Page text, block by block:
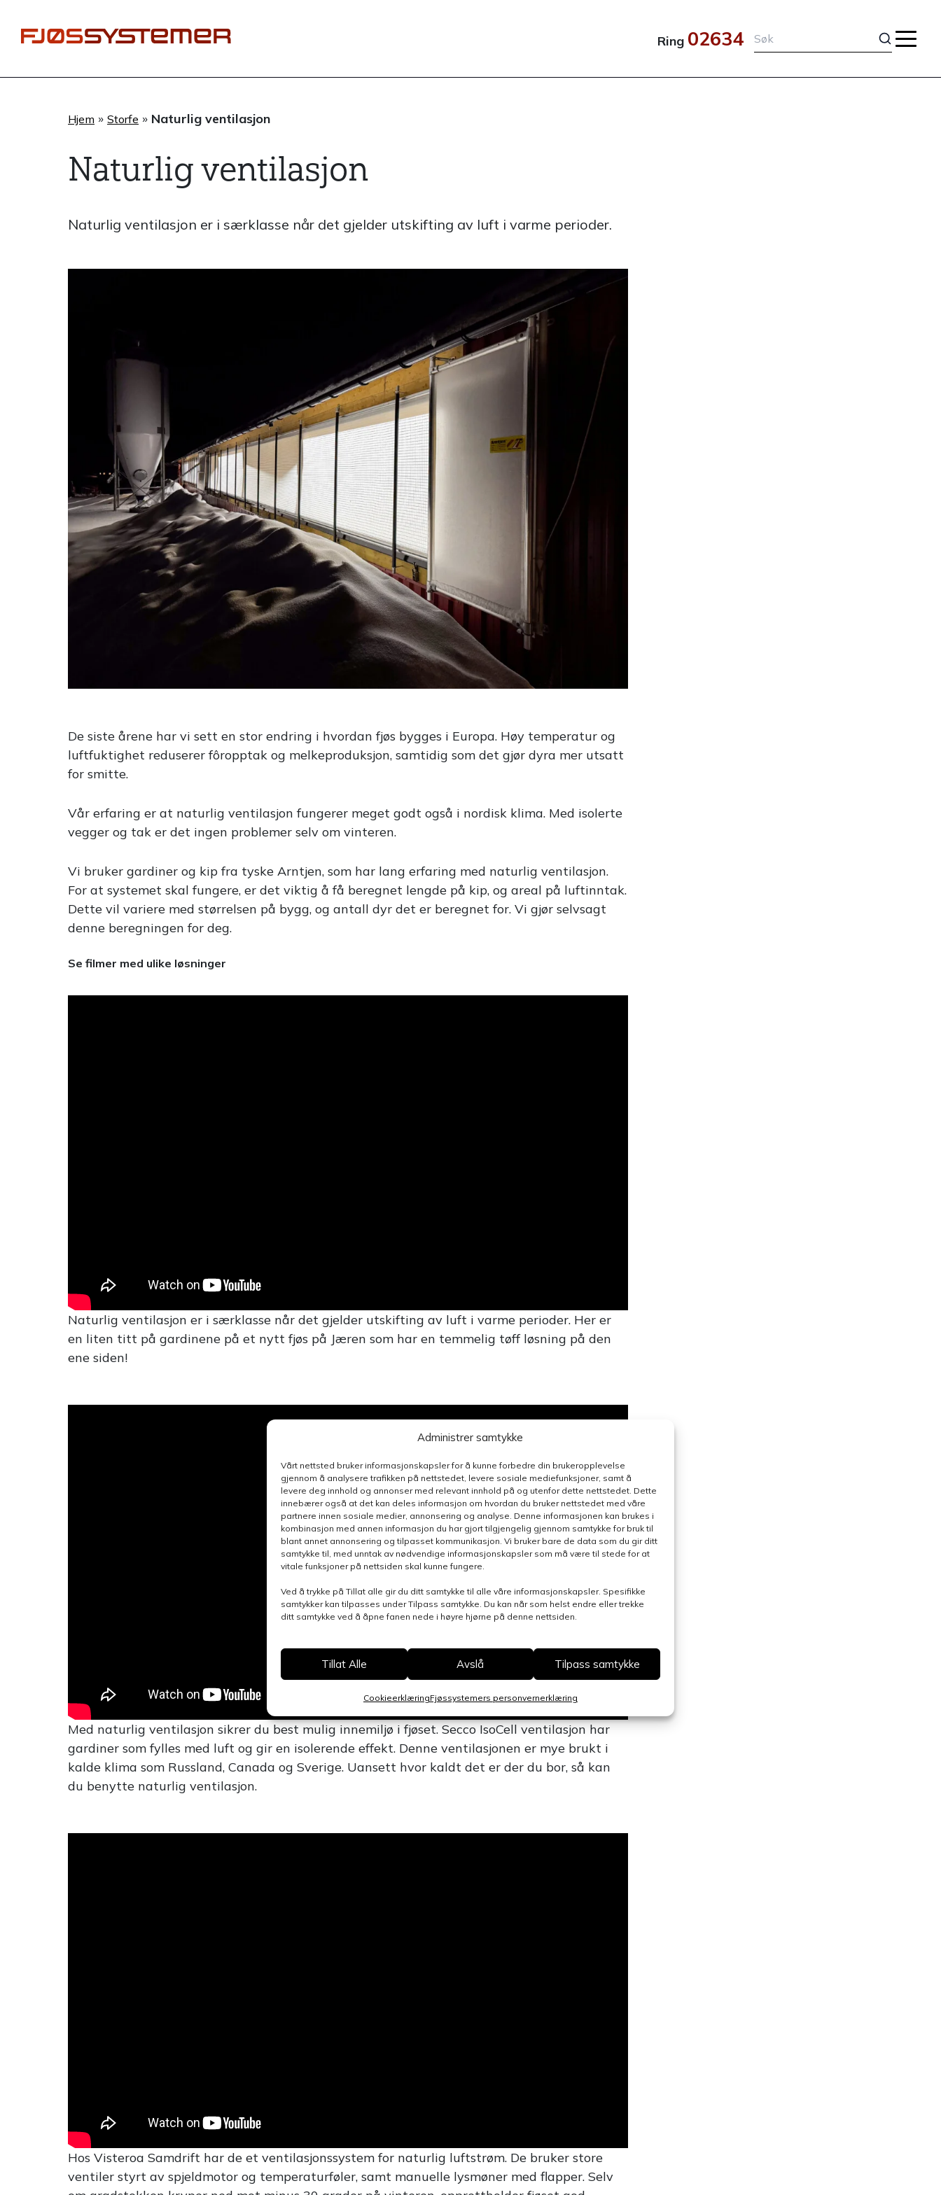
Administrer samtykke
Vårt nettsted bruker informasjonskapsler for å kunne forbedre din brukeropplevelse
gjennom å analysere trafikken på nettstedet, levere sosiale mediefunksjoner, samt å
levere deg innhold og annonser med relevant innhold på og utenfor dette nettstedet. Dette
innebærer også at det kan deles informasjon om hvordan du bruker nettstedet med våre
partnere innen sosiale medier, annonsering og analyse. Denne informasjonen kan brukes i
kombinasjon med annen informasjon du har gjort tilgjengelig gjennom samtykke for bruk til
blant annet annonsering og tilpasset kommunikasjon. Vi bruker bare de data som du gir ditt
samtykke til, med unntak av nødvendige informasjonskapsler som må være til stede for at
vitale funksjoner på nettsiden skal kunne fungere.
Ved å trykke på Tillat alle gir du ditt samtykke til alle våre informasjonskapsler. Spesifikke
samtykker kan tilpasses under Tilpass samtykke. Du kan når som helst endre eller trekke
ditt samtykke ved å åpne fanen nede i høyre hjørne på denne nettsiden.
Tillat Alle Avslå Tilpass samtykke
CookieerklæringFjøssystemers personvernerklæring
rett
Ring 02634
Hjem » Storfe » Naturlig ventilasjon
Naturlig ventilasjon
Naturlig ventilasjon er i særklasse når det gjelder utskifting av luft i varme perioder.
De siste årene har vi sett en stor endring i hvordan fjøs bygges i Europa. Høy temperatur og
luftfuktighet reduserer fôropptak og melkeproduksjon, samtidig som det gjør dyra mer utsatt
for smitte.
Vår erfaring er at naturlig ventilasjon fungerer meget godt også i nordisk klima. Med isolerte
vegger og tak er det ingen problemer selv om vinteren.
Vi bruker gardiner og kip fra tyske Arntjen, som har lang erfaring med naturlig ventilasjon.
For at systemet skal fungere, er det viktig å få beregnet lengde på kip, og areal på luftinntak.
Dette vil variere med størrelsen på bygg, og antall dyr det er beregnet for. Vi gjør selvsagt
denne beregningen for deg.
Se filmer med ulike løsninger
Naturlig ventilasjon er i særklasse når det gjelder utskifting av luft i varme perioder. Her er
en liten titt på gardinene på et nytt fjøs på Jæren som har en temmelig tøff løsning på den
ene siden!
Med naturlig ventilasjon sikrer du best mulig innemiljø i fjøset. Secco IsoCell ventilasjon har
gardiner som fylles med luft og gir en isolerende effekt. Denne ventilasjonen er mye brukt i
kalde klima som Russland, Canada og Sverige. Uansett hvor kaldt det er der du bor, så kan
du benytte naturlig ventilasjon.
Hos Visteroa Samdrift har de et ventilasjonssystem for naturlig luftstrøm. De bruker store
ventiler styrt av spjeldmotor og temperaturføler, samt manuelle lysmøner med flapper. Selv